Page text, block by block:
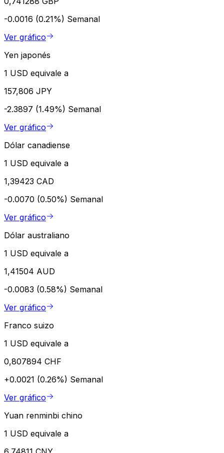
-0.0016 (0.21%) Semanal
Ver gráfico
Yen japonés
1 USD equivale a
157,806 JPY
-2.3897 (1.49%) Semanal
Ver gráfico
Dólar canadiense
1 USD equivale a
1,39423 CAD
-0.0070 (0.50%) Semanal
Ver gráfico
Dólar australiano
1 USD equivale a
1,41504 AUD
-0.0083 (0.58%) Semanal
Ver gráfico
Franco suizo
1 USD equivale a
0,807894 CHF
+0.0021 (0.26%) Semanal
Ver gráfico
Yuan renminbi chino
1 USD equivale a